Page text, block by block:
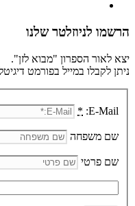
הרשמו לניוזלטר שלנו
יצא לאור הספרון "מבוא לזן".
ניתן לקבלו במייל בפורמט
E-Mail:
*
שם משפחה
שם פרטי